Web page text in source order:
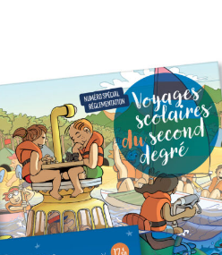
CONSEIL ET ACCOMPAGNEMENT
JURIDIQUES
JURIDIQUE
REVUES
FOCUS JURIDIQUES